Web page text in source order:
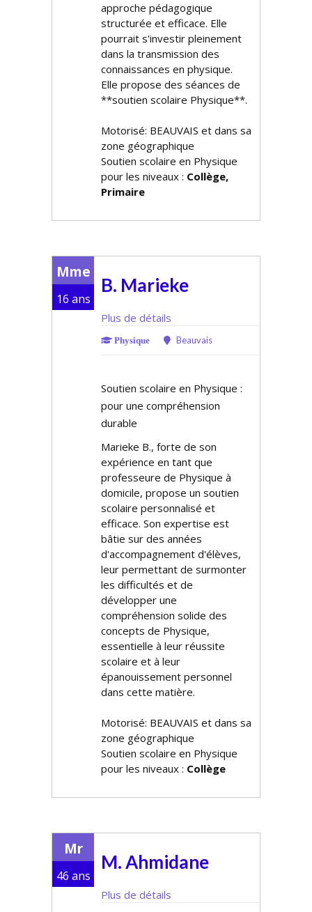
approche pédagogique
structurée et efficace. Elle
pourrait s'investir pleinement
dans la transmission des
connaissances en physique.
Elle propose des séances de
**soutien scolaire Physique**.
Motorisé: BEAUVAIS et dans sa
zone géographique
Soutien scolaire en Physique
pour les niveaux : Collège,
Primaire
Mme
16 ans
B. Marieke
Plus de détails
Physique Beauvais
Soutien scolaire en Physique :
pour une compréhension
durable
Marieke B., forte de son
expérience en tant que
professeure de Physique à
domicile, propose un soutien
scolaire personnalisé et
efficace. Son expertise est
bâtie sur des années
d'accompagnement d'élèves,
leur permettant de surmonter
les difficultés et de
développer une
compréhension solide des
concepts de Physique,
essentielle à leur réussite
scolaire et à leur
épanouissement personnel
dans cette matière.
Motorisé: BEAUVAIS et dans sa
zone géographique
Soutien scolaire en Physique
pour les niveaux : Collège
Mr
46 ans
M. Ahmidane
Plus de détails